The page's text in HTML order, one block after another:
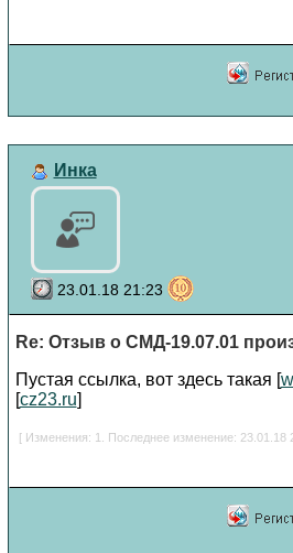
Инка
23.01.18 21:23
Re: Отзыв о СМД-19.07.01
Пустая ссылка, вот здесь такая [
[cz23.ru]
[ Изменения: 1. Последнее изменение: 23.01.18